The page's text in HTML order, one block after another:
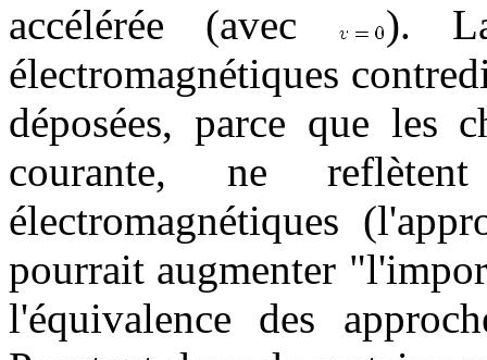
accélérée (avec
).
électromagnétiques
déposées, parce que les
courante, ne
électromagnétiques
pourrait augmenter
l'équivalence des